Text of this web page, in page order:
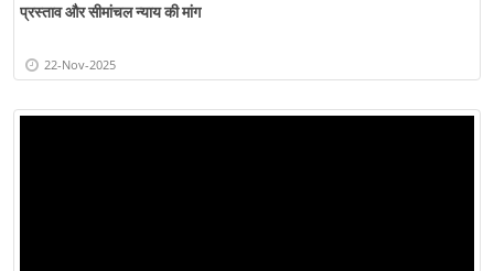
प्रस्ताव और सीमांचल न्याय की मांग
22-Nov-2025